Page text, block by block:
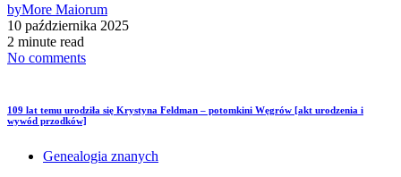
byMore Maiorum
10 października 2025
2 minute read
No comments
109 lat temu urodziła się Krystyna Feldman – potomkini Węgrów [akt urodzenia i
wywód przodków]
Genealogia znanych